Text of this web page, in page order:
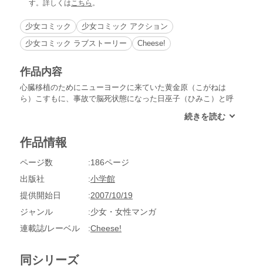
す。詳しくはこちら 。
少女コミック
少女コミック アクション
少女コミック ラブストーリー
Cheese!
作品内容
心臓移植のためにニューヨークに来ていた黄金原（こがねは
ら）こすもに、事故で脳死状態になった日巫子（ひみこ）と呼
（ひつぎ）という少年が現れて、こすもに移植された心臓は、
れていた99代目日巫子のものであることをきかされて…!?永遠
作品情報
ページ数
186ページ
出版社
小学館
提供開始日
2007/10/19
ジャンル
少女・女性マンガ
連載誌/レーベル
Cheese!
同シリーズ